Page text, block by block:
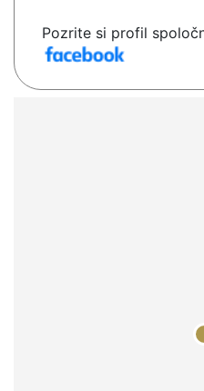
Pozrite si profil